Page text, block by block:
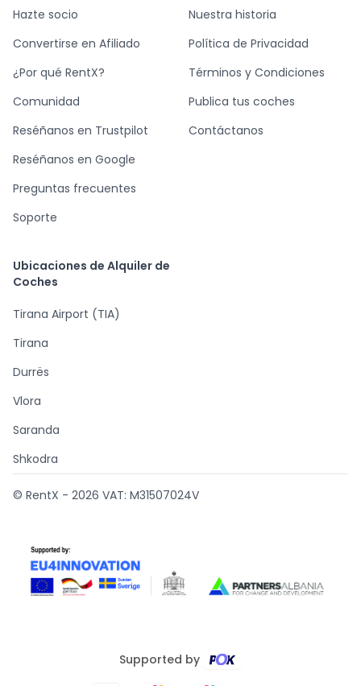
Hazte socio
Convertirse en Afiliado
¿Por qué RentX?
Comunidad
Reséñanos en Trustpilot
Reséñanos en Google
Preguntas frecuentes
Soporte
Nuestra historia
Política de Privacidad
Términos y Condiciones
Publica tus coches
Contáctanos
Ubicaciones de Alquiler de
Coches
Tirana Airport (TIA)
Tirana
Durrës
Vlora
Saranda
Shkodra
© RentX - 2026 VAT: M31507024V
Supported by